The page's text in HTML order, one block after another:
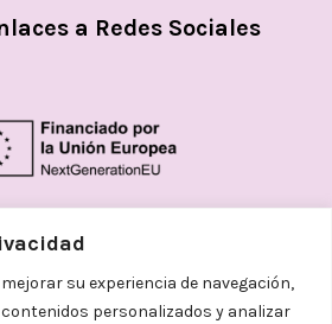
su experiencia de navegación,
personalizados y analizar
a Redes Sociales